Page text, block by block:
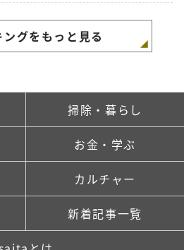
ングをもっと見る
掃除・暮らし
お金・学ぶ
カルチャー
新着記事一覧